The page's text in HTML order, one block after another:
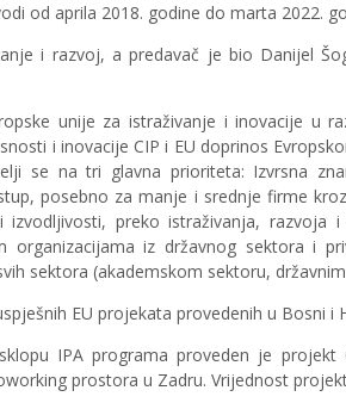
od aprila 2018. godine do marta 2022.
i razvoj, a predavač je bio Danijel
unije za istraživanje i inovacije u
i inovacije CIP i EU doprinos
se na tri glavna prioriteta: Izvrsna
posebno za manje i srednje firme
preko istraživanja, razvoja
organizacijama iz državnog sektora i
sektora (akademskom sektoru,
EU projekata provedenih u Bosni i
IPA programa proveden je
prostora u Zadru. Vrijednost